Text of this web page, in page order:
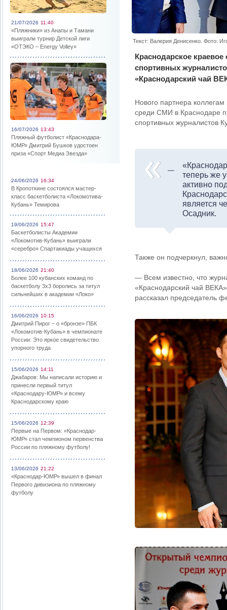
21/07/2026 11:40
«Пляжники» из Анапы и Тамани
выиграли турнир Детской лиги
«ОТЭКО – Energy Volley»
16/07/2026 13:43
Пляжный футболист «Краснодара-
ЮМР» Дмитрий Бушков удостоен
приза «Спорт Медиа Звезда»
24/06/2026 16:34
В Кропоткине состоялся мастер-
класс баскетболиста «Локомотива-
Кубань» Темирова
19/06/2026 15:47
Баскетболисты Академии
«Локомотив-Кубань» выиграли
«серебро» Спартакиады учащихся
18/06/2026 21:40
Более 100 кубанских команд по
баскетболу 3х3 боролись за титул
сильнейших в академии «Локо»
16/06/2026 10:15
Дмитрий Пирог – о «бронзе» ПБК
«Локомотив-Кубань» в чемпионате
России: Это яркое свидетельство
упорного труда
15/06/2026 14:11
Джабаров: Мы написали историю и
принесли первый титул
«Краснодару-ЮМР» и всему
Краснодарскому краю
15/06/2026 12:39
Первые на Первом: «Краснодар-
ЮМР» стал чемпионом первенства
России по пляжному футболу!
13/06/2026 21:22
«Краснодар-ЮМР» вышел в финал
Первого дивизиона по пляжному
футболу
Текст: Валерия Денисенко. Фото:
Краснодарское
спортивных
«Краснодарский чай
Нового партнера
среди СМИ в Краснодаре
спортивных журналистов
теперь же
активно
является
Осадник.
Также он подчеркнул,
— Всем известно, что
«Краснодарский чай
рассказал председатель